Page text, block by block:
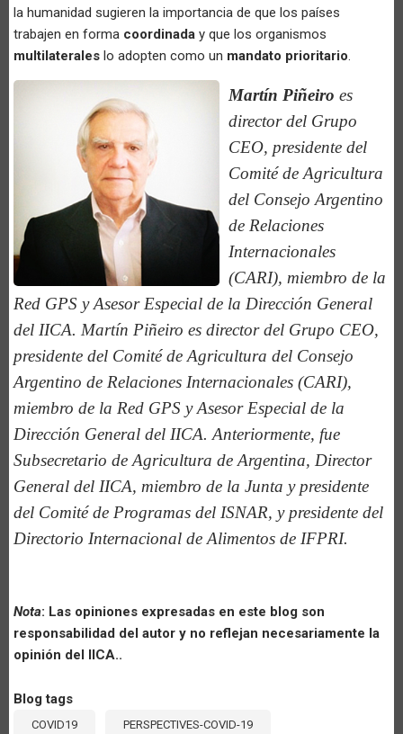
la humanidad sugieren la importancia de que los países
trabajen en forma coordinada y que los organismos
multilaterales lo adopten como un mandato prioritario.
Martín Piñeiro es
director del Grupo
CEO, presidente del
Comité de Agricultura
del Consejo Argentino
de Relaciones
Internacionales
(CARI), miembro de la
Red GPS y Asesor Especial de la Dirección General
del IICA. Martín Piñeiro es director del Grupo CEO,
presidente del Comité de Agricultura del Consejo
Argentino de Relaciones Internacionales (CARI),
miembro de la Red GPS y Asesor Especial de la
Dirección General del IICA. Anteriormente, fue
Subsecretario de Agricultura de Argentina, Director
General del IICA, miembro de la Junta y presidente
del Comité de Programas del ISNAR, y presidente del
Directorio Internacional de Alimentos de IFPRI.
Nota: Las opiniones expresadas en este blog son
responsabilidad del autor y no reflejan necesariamente la
opinión del IICA..
Blog tags
COVID19 PERSPECTIVES-COVID-19